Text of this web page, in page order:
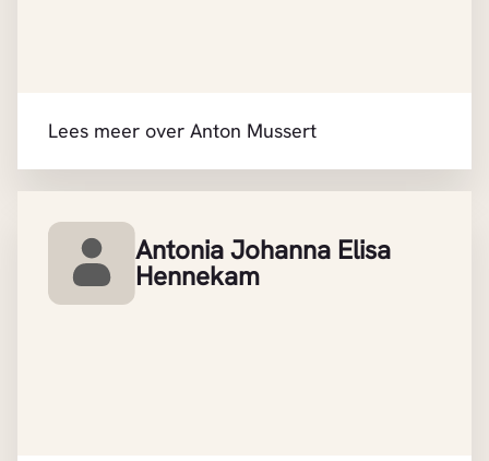
Lees meer over Anton Mussert
Antonia Johanna Elisa
Hennekam